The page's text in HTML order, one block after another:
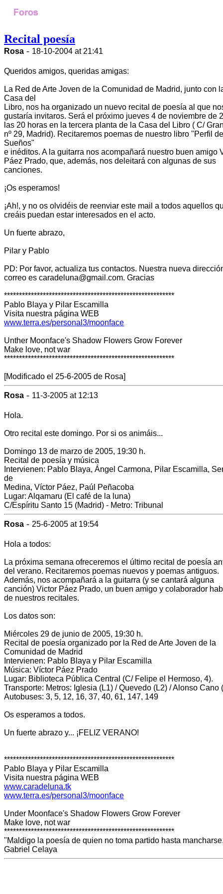
Recital poesía
Rosa - 18-10-2004 at 21:41
Queridos amigos, queridas amigas:
La Red de Arte Joven de la Comunidad de Madrid, junto con
Casa del
Libro, nos ha organizado un nuevo recital de poesía al que
gustaría invitaros. Será el próximo jueves 4 de noviembre de
las 20 horas en la tercera planta de la Casa del Libro ( C/
nº 29, Madrid). Recitaremos poemas de nuestro libro "Perfil de
Sueños"
e inéditos. A la guitarra nos acompañará nuestro buen amigo
Páez Prado, que, además, nos deleitará con algunas de sus
canciones.
¡Os esperamos!
¡Ah!, y no os olvidéis de reenviar este mail a todos aquellos
creáis puedan estar interesados en el acto.
Un fuerte abrazo,
Pilar y Pablo
PD: Por favor, actualiza tus contactos. Nuestra nueva
correo es caradeluna@gmail.com. Gracias
*********************************************************
Pablo Blaya y Pilar Escamilla
Visita nuestra página WEB
www.terra.es/personal3/moonface
Unther Moonface's Shadow Flowers Grow Forever
Make love, not war
*********************************************************
[Modificado el 25-6-2005 de Rosa]
Rosa - 11-3-2005 at 12:13
Hola.
Otro recital este domingo. Por si os animáis...
Domingo 13 de marzo de 2005, 19:30 h.
Recital de poesía y música
Intervienen: Pablo Blaya, Ángel Carmona, Pilar Escamilla,
de
Medina, Víctor Páez, Paúl Peñacoba
Lugar: Alqamaru (El café de la luna)
C/Espíritu Santo 15 (Madrid) - Metro: Tribunal
Rosa - 25-6-2005 at 19:54
Hola a todos:
La próxima semana ofreceremos el último recital de poesía
del verano. Recitaremos poemas nuevos y poemas antiguos.
Además, nos acompañará a la guitarra (y se cantará alguna
canción) Victor Páez Prado, un buen amigo y colaborador
de nuestros recitales.
Los datos son:
Miércoles 29 de junio de 2005, 19:30 h.
Recital de poesía organizado por la Red de Arte Joven de la
Comunidad de Madrid
Intervienen: Pablo Blaya y Pilar Escamilla
Música: Víctor Páez Prado
Lugar: Biblioteca Pública Central (C/ Felipe el Hermoso, 4).
Transporte: Metros: Iglesia (L1) / Quevedo (L2) / Alonso Cano
Autobuses: 3, 5, 12, 16, 37, 40, 61, 147, 149
Os esperamos a todos.
Un fuerte abrazo y... ¡FELIZ VERANO!
*********************************************************
Pablo Blaya y Pilar Escamilla
Visita nuestra página WEB
www.caradeluna.tk
www.terra.es/personal3/moonface
Under Moonface's Shadow Flowers Grow Forever
Make love, not war
*********************************************************
"Maldigo la poesía de quien no toma partido hasta
Gabriel Celaya